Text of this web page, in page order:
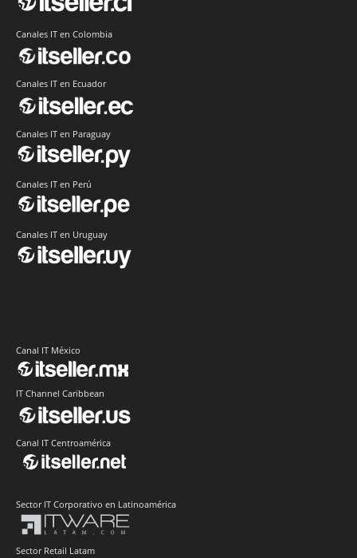
Canales IT en Colombia
Canales IT en Ecuador
Canales IT en Paraguay
Canales IT en Perú
Canales IT en Uruguay
Canal IT México
IT Channel Caribbean
Canal IT Centroamérica
Sector IT Corporativo en Latinoamérica
Sector Retail Latam